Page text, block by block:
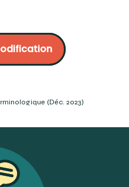
(gouv.qc.ca)
Dictionnaire des termes
au Québec. Beaupré,
(Déc. 2023)